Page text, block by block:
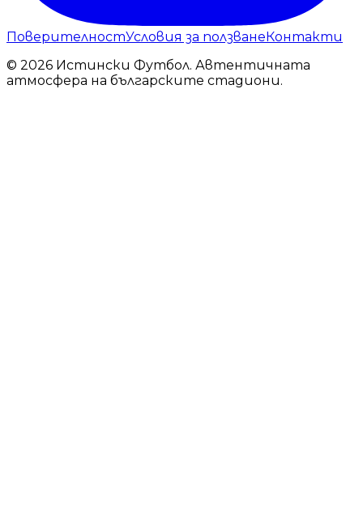
ПоверителностУсловия за ползванеКонтакти
© 2026 Истински Футбол. Автентичната
атмосфера на българските стадиони.